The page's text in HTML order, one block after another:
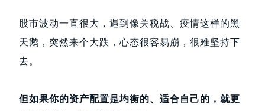
股市波动一直很大，遇到像关税战、疫情这样的黑
天鹅，突然来个大跌，心态很容易崩，很难坚持下
去。
但如果你的资产配置是均衡的、适合自己的，就更